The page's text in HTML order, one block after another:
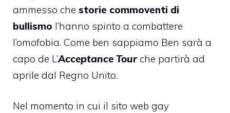
ammesso che storie commoventi di
bullismo l’hanno spinto a combattere
l’omofobia. Come ben sappiamo Ben sarà a
capo de L’Acceptance Tourche partirà ad
aprile dal Regno Unito.
Nel momento in cui il sito web gay